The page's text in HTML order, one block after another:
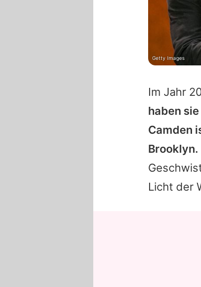
Im Jahr
haben
Camden
Brooklyn.
Licht der
Getty Images